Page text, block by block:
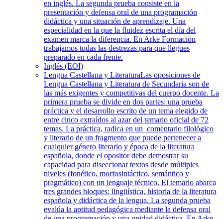
en inglés. La segunda prueba consiste en la
presentación y defensa oral de una programación
didáctica y una situación de aprendizaje. Una
especialidad en la que la fluidez escrita el día del
examen marca la diferencia. En Arke Formación
trabajamos todas las destrezas para que llegues
preparado en cada frente.
Inglés (EOI)
Lengua Castellana y LiteraturaLas oposiciones de
Lengua Castellana y Literatura de Secundaria son de
las más exigentes y competitivas del cuerpo docente. La
primera prueba se divide en dos partes: una prueba
práctica y el desarrollo escrito de un tema elegido de
entre cinco extraídos al azar del temario oficial de 72
temas. La práctica, radica en un comentario filológico
y literario de un fragmento que puede pertenecer a
cualquier género literario y época de la literatura
española, donde el opositor debe demostrar su
capacidad para diseccionar textos desde múltiples
niveles (fonético, morfosintáctico, semántico y
pragmático) con un lenguaje técnico. El temario abarca
tres grandes bloques: lingüística, historia de la literatura
española y didáctica de la lengua. La segunda prueba
evalúa la aptitud pedagógica mediante la defensa oral